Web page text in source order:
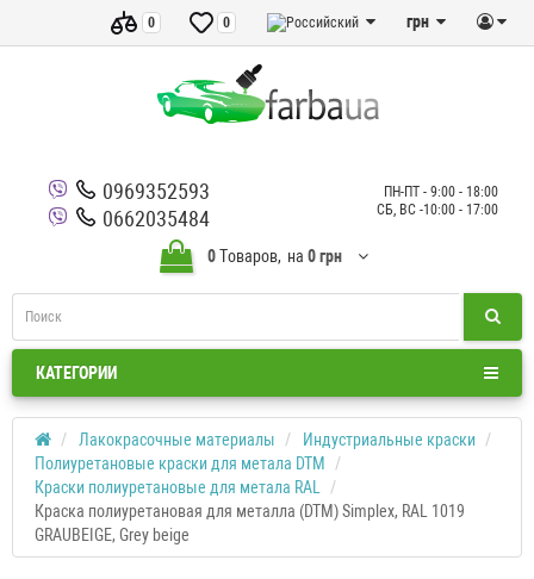
грн
0
0
0969352593
0662035484
ПН-ПТ - 9:00 - 18:00
СБ, ВС -10:00 - 17:00
0Tоваров, на 0 грн
КАТЕГОРИИ
Лакокрасочные материалы
Индустриальные краски
Полиуретановые краски для метала DTM
Краски полиуретановые для метала RAL
Краска полиуретановая для металла (DTM) Simplex, RAL 1019
GRAUBEIGE, Grey beige